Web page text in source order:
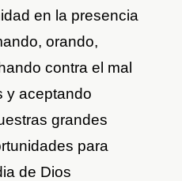
en la presencia
orando,
contra el mal
y aceptando
grandes
para
de Dios